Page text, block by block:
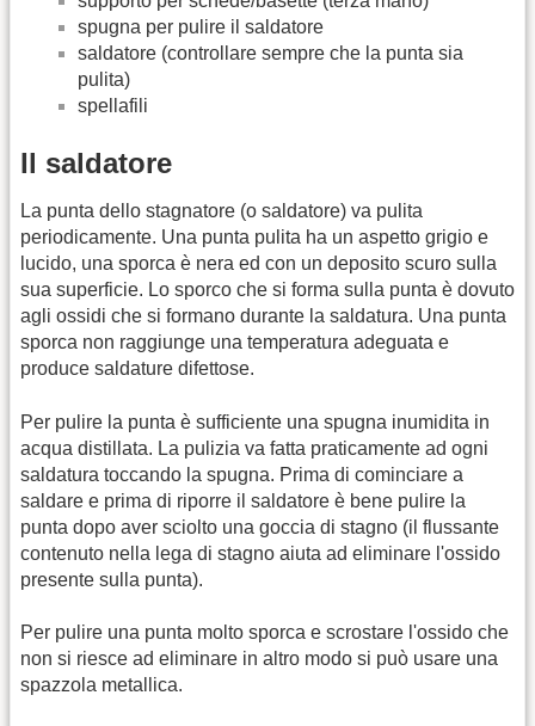
spugna per pulire il saldatore
saldatore (controllare sempre che la punta sia
pulita)
spellafili
Il saldatore
La punta dello stagnatore (o saldatore) va pulita
periodicamente. Una punta pulita ha un aspetto grigio e
lucido, una sporca è nera ed con un deposito scuro sulla
sua superficie. Lo sporco che si forma sulla punta è dovuto
agli ossidi che si formano durante la saldatura. Una punta
sporca non raggiunge una temperatura adeguata e
produce saldature difettose.
Per pulire la punta è sufficiente una spugna inumidita in
acqua distillata. La pulizia va fatta praticamente ad ogni
saldatura toccando la spugna. Prima di cominciare a
saldare e prima di riporre il saldatore è bene pulire la
punta dopo aver sciolto una goccia di stagno (il flussante
contenuto nella lega di stagno aiuta ad eliminare l'ossido
presente sulla punta).
Per pulire una punta molto sporca e scrostare l'ossido che
non si riesce ad eliminare in altro modo si può usare una
spazzola metallica.